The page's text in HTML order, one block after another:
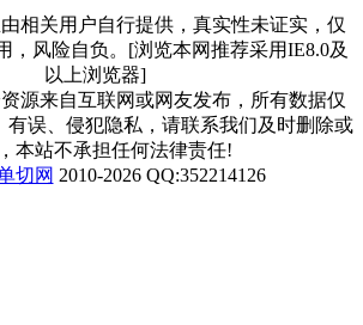
相关用户自行提供，真实性未证实，仅
，风险自负。[浏览本网推荐采用IE8.0及
以上浏览器]
源来自互联网或网友发布，所有数据仅
有误、侵犯隐私，请联系我们及时删除或
本站不承担任何法律责任!
切网 2010-2026 QQ:352214126